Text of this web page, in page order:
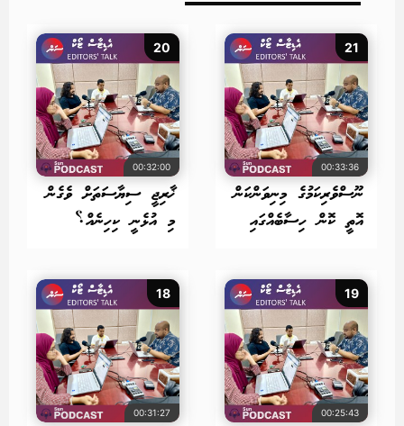
21
00:33:36
ނޫސްވެރިކަމުގެ މިނިވަންކަން
އޮތީ ކޮން ހިސާބެއްގައި
20
00:32:00
ޚާރިޖީ ސިޔާސަތަށް ވެގެން
މި އުޅެނީ ކިހިނެއް؟
19
00:25:43
18
00:31:27